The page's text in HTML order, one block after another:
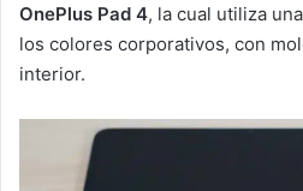
OnePlus Pad 4, la cual utiliza
los colores corporativos, con
interior.